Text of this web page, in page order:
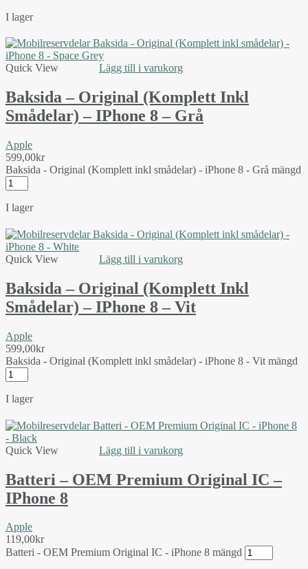
I lager
Quick View Lägg till i varukorg
Baksida – Original (Komplett Inkl
Smådelar) – IPhone 8 – Grå
Apple
599,00kr
Baksida - Original (Komplett inkl smådelar) - iPhone 8 - Grå mängd
I lager
Quick View Lägg till i varukorg
Baksida – Original (Komplett Inkl
Smådelar) – IPhone 8 – Vit
Apple
599,00kr
Baksida - Original (Komplett inkl smådelar) - iPhone 8 - Vit mängd
I lager
Quick View Lägg till i varukorg
Batteri – OEM Premium Original IC –
IPhone 8
Apple
119,00kr
Batteri - OEM Premium Original IC - iPhone 8 mängd